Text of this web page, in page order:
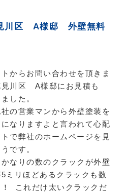
川区 A様邸 外壁無料
からお問い合わせを頂きま
見川区 A様邸にお見積も
した。
の営業マンから外壁塗装を
なりますよと言われて心配
で弊社のホームページを見
です。
なりの数のクラックが外壁
ミリほどあるクラックも数
これだけ太いクラックだ